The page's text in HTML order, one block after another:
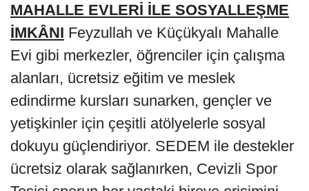
MAHALLE EVLERİ İLE SOSYALLEŞME
İMKÂNI Feyzullah ve Küçükyalı Mahalle
Evi gibi merkezler, öğrenciler için çalışma
alanları, ücretsiz eğitim ve meslek
edindirme kursları sunarken, gençler ve
yetişkinler için çeşitli atölyelerle sosyal
dokuyu güçlendiriyor. SEDEM ile destekler
ücretsiz olarak sağlanırken, Cevizli Spor